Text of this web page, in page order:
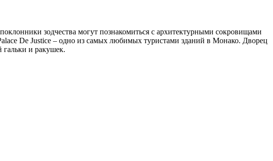
зодчества могут познакомиться с архитектурными сокровищами
De Justice – одно из самых любимых туристами зданий в Монако. Дворец
гальки и ракушек.